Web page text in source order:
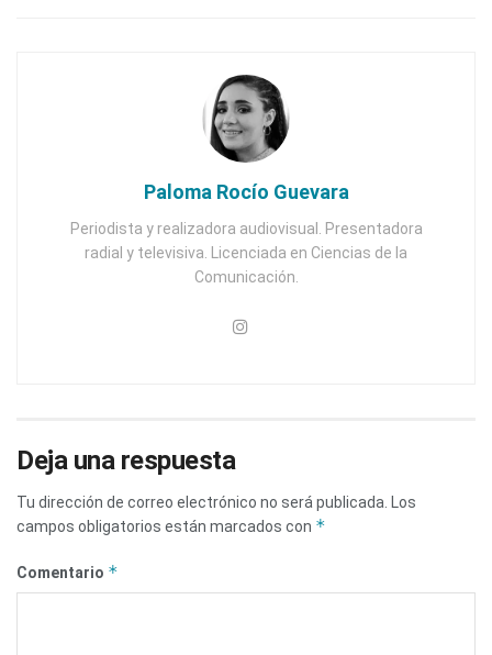
Paloma Rocío Guevara
Periodista y realizadora audiovisual. Presentadora
radial y televisiva. Licenciada en Ciencias de la
Comunicación.
Deja una respuesta
Tu dirección de correo electrónico no será publicada.
Los
campos obligatorios están marcados con *
Comentario *